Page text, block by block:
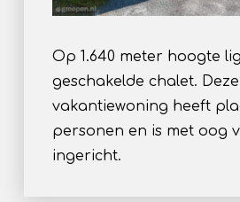
Op 1.640 meter hoogte
geschakelde chalet.
vakantiewoning heeft
personen en is met oog
ingericht.